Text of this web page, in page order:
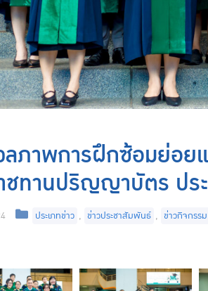
ลภาพการฝึกซ้อมย่อ
ชทานปริญญาบัตร ปร
ประเภทข่าว , ข่าวประชาสัมพันธ์ , ข่าวกิจกรรม